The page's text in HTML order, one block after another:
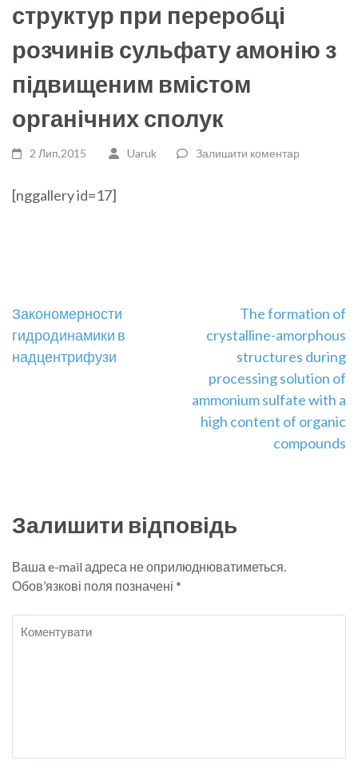
структур при переробці
розчинів сульфату амонію з
підвищеним вмістом
органічних сполук
2 Лип,2015 Uaruk Залишити коментар
[nggallery id=17]
Навігація
записів
Закономерности
гидродинамики в
надцентрифузи
The formation of
crystalline-amorphous
structures during
processing solution of
ammonium sulfate with a
high content of organic
compounds
Залишити відповідь
Ваша e-mail адреса не оприлюднюватиметься.
Обов’язкові поля позначені *